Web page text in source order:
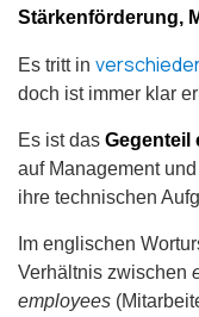
Stärkenförderung,
Es tritt in
doch ist immer klar
Es ist das Gegenteil
auf Management
ihre technischen
Im englischen
Verhältnis zwischen
employees